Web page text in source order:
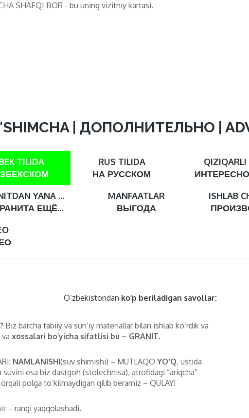
SHAFQI BOR - bu uning vizitniy kartasi.
| ДОПОЛНИТЕЛЬНО |
TILIDA
RUS TILIDA
НА РУССКОМ
QIZIQARLI
YANA ...
ЕЩЁ...
MANFAATLAR
ВЫГОДА
ISHLAB
O’zbekistondan ko’p beriladigan savollar:
Biz barcha tabiiy va sun’iy materiallar bilan ishlab ko’rdik va
xossalari bo’yicha sifatlisi bu – GRANIT.
NAMLANISHI(suv shimishi) – MUTLAQO YO'Q, ustida
suvini esa biz dastgoh (stolechnisa), atrofidagi ”ariqcha”
orqali polga to’kilmaydigan qilib beramiz – QULAY!
– rangi yaqqolashadi.